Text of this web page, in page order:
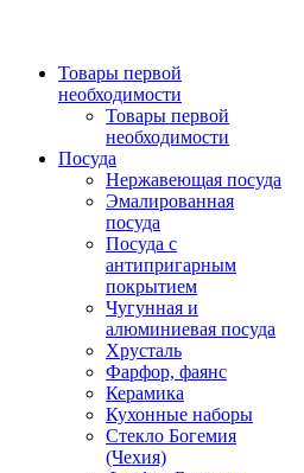
Товары первой
необходимости
Товары первой
необходимости
Посуда
Нержавеющая посуда
Эмалированная
посуда
Посуда с
антипригарным
покрытием
Чугунная и
алюминиевая посуда
Хрусталь
Фарфор, фаянс
Керамика
Кухонные наборы
Стекло Богемия
(Чехия)